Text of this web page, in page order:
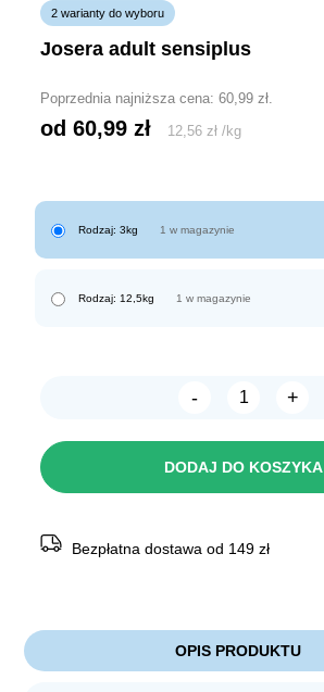
2 warianty do wyboru
josera adult sensiplus
Poprzednia najniższa cena:60,99zł
od 60,99zł 12,56 zł /kg
Rodzaj: 3kg 1 w magazynie
Rodzaj: 12,5kg 1 w magazynie
-
ilość
+
DODAJ DO KOSZYKA
Bezpłatna dostawa od 149 zł
OPIS PRODUKTU